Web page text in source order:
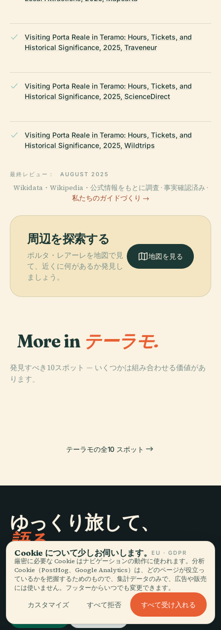
Visiting Porta Reale in Teramo: Hours, Tickets, and
Historical Significance, 2025, Traveneur
Visiting Porta Reale in Teramo: Hours, Tickets, and
Historical Significance, 2025, ScienceDirect
Visiting Porta Reale in Teramo: Hours, Tickets, and
Historical Significance, 2025, Wildtrips
最終レビュー： AUGUST 2025
Wikidata・Wikipedia・公式情報をもとに調査 · 事実確認済み ·
私たちのガイドづくり →
周辺を探索する
ポルタ・レアーレを地図で見
て、近くに何があるか発見し
ましょう。
地図を見る
More in テーラモ.
発見すべき10スポット — いくつかは組み合わせる価値があ
ります。
PLACE
テーラモのドゥ
PLACE
テーラモの全10 スポット
ゆっくり旅して、
語る。
最新情報を受け取る
Cookie について少しお伺いします。 EU · GDPR
厳密に必要な Cookie はナビゲーションの動作に使われます。分析
Cookie（PostHog、Google Analytics）は、どのページが役立っ
ているかを把握するためのもので、集計データのみで、広告や販売
には使いません。フッターからいつでも変更できます。
カスタマイズ すべて拒否 すべて受け入れる